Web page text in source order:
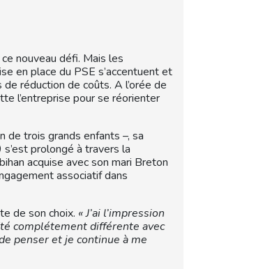
nouveau défi. Mais les
en place du PSE s’accentuent et
réduction de coûts. A l’orée de
l’entreprise pour se réorienter
de trois grands enfants –, sa
prolongé à travers la
acquise avec son mari Breton
associatif dans
de son choix. « J’ai l’impression
complétement différente avec
penser et je continue à me